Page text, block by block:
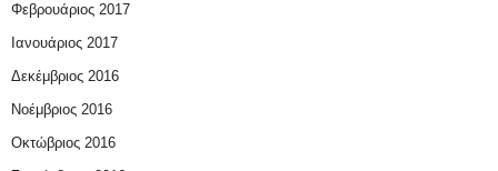
Φεβρουάριος 2017
Ιανουάριος 2017
Δεκέμβριος 2016
Νοέμβριος 2016
Οκτώβριος 2016